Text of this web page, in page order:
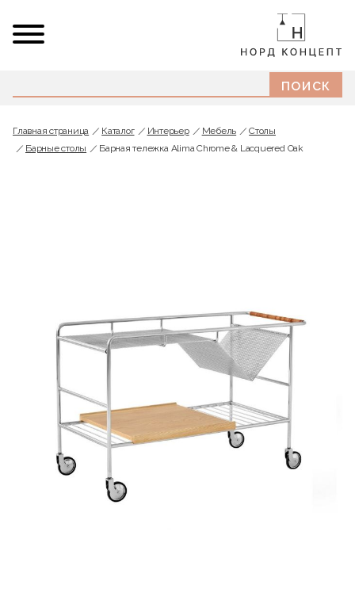
Главная страница Каталог Интерьер Мебель
Cтолы
Барные столы
Барная тележка Alima Chrome & Lacquered Oak